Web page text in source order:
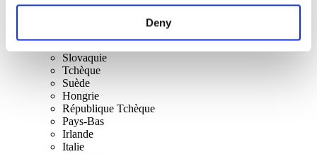
Deny
France
République d'Irlande
Pologne
Slovaquie
Tchèque
Suède
Hongrie
République Tchèque
Pays-Bas
Irlande
Italie